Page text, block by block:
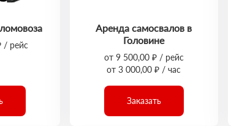
/ рейс
Аренда самосвалов в
Головине
от 9 500,00 ₽ / рейс
от 3 000,00 ₽ / час
Заказать